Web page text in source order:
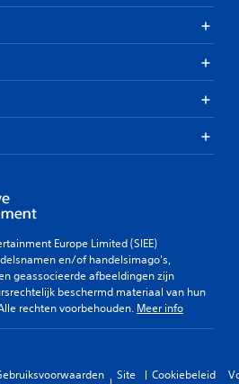
Europe Limited (SIEE)
en/of handelsimago's,
geassocieerde afbeeldingen zijn
beschermd materiaal van hun
rechten voorbehouden. Meer info
Site
Cookiebeleid